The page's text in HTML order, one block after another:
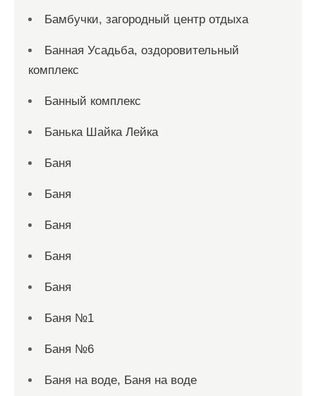
Бамбучки, загородный центр отдыха
Банная Усадьба, оздоровительный
комплекс
Банный комплекс
Банька Шайка Лейка
Баня
Баня
Баня
Баня
Баня
Баня №1
Баня №6
Баня на воде, Баня на воде